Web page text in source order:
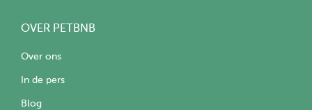
OVER PETBNB
Over ons
In de pers
Blog